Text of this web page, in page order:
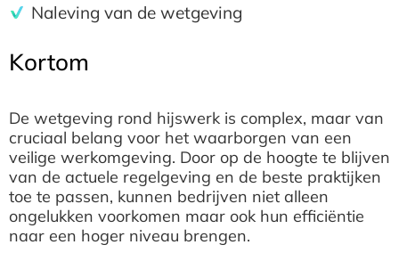
Naleving van de wetgeving
Kortom
De wetgeving rond hijswerk is complex, maar van
cruciaal belang voor het waarborgen van een
veilige werkomgeving. Door op de hoogte te blijven
van de actuele regelgeving en de beste praktijken
toe te passen, kunnen bedrijven niet alleen
ongelukken voorkomen maar ook hun efficiëntie
naar een hoger niveau brengen.